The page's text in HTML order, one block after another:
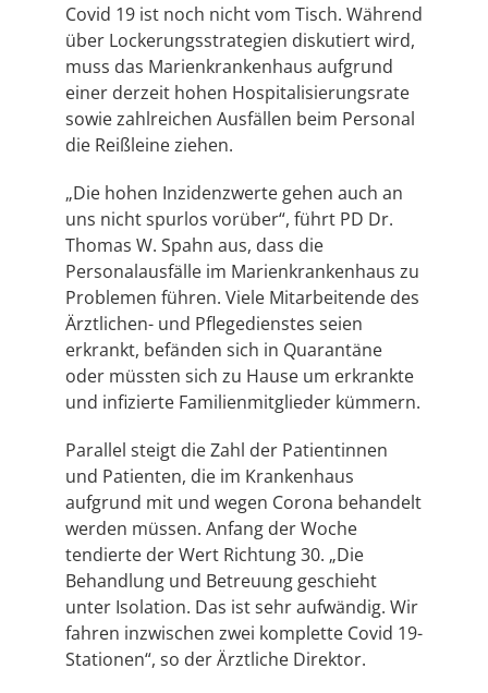
Covid 19 ist noch nicht vom Tisch. Während
über Lockerungsstrategien diskutiert wird,
muss das Marienkrankenhaus aufgrund
einer derzeit hohen Hospitalisierungsrate
sowie zahlreichen Ausfällen beim Personal
die Reißleine ziehen.
„Die hohen Inzidenzwerte gehen auch an
uns nicht spurlos vorüber“, führt PD Dr.
Thomas W. Spahn aus, dass die
Personalausfälle im Marienkrankenhaus zu
Problemen führen. Viele Mitarbeitende des
Ärztlichen- und Pflegedienstes seien
erkrankt, befänden sich in Quarantäne
oder müssten sich zu Hause um erkrankte
und infizierte Familienmitglieder kümmern.
Parallel steigt die Zahl der Patientinnen
und Patienten, die im Krankenhaus
aufgrund mit und wegen Corona behandelt
werden müssen. Anfang der Woche
tendierte der Wert Richtung 30. „Die
Behandlung und Betreuung geschieht
unter Isolation. Das ist sehr aufwändig. Wir
fahren inzwischen zwei komplette Covid 19-
Stationen“, so der Ärztliche Direktor.